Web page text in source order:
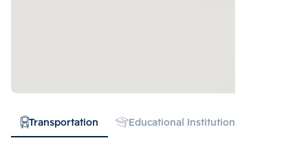
Transportation Educational Institution